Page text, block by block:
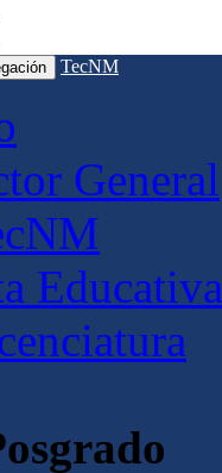
TecNM
General
Educativa